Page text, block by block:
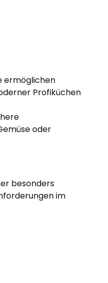
ermöglichen
Profiküchen
oder
besonders
im